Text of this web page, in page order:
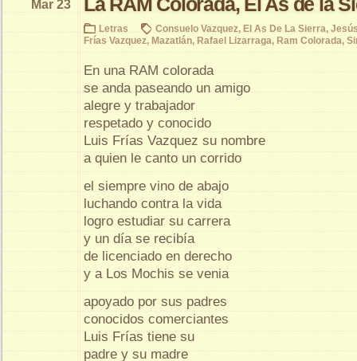
Mar 23
Letras Consuelo Vazquez, El As De La Sierra,
Frías Vazquez, Mazatlán, Rafael Lizarraga, Ram Colorada,
En una RAM colorada
se anda paseando un amigo
alegre y trabajador
respetado y conocido
Luis Frías Vazquez su nombre
a quien le canto un corrido
el siempre vino de abajo
luchando contra la vida
logro estudiar su carrera
y un día se recibía
de licenciado en derecho
y a Los Mochis se venia
apoyado por sus padres
conocidos comerciantes
Luis Frías tiene su
padre y su madre